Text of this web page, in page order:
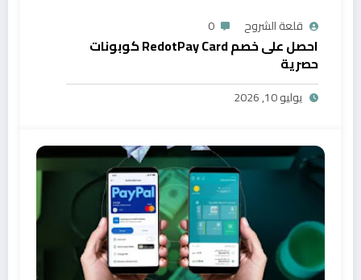
قلعة الشروح 0
احصل على خصم RedotPay Card كوبونات
حصرية
يوليو 10, 2026